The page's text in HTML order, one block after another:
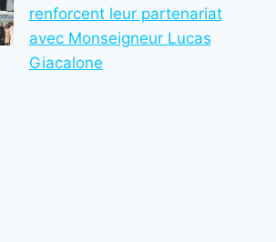
renforcent leur partenariat
avec Monseigneur Lucas
Giacalone